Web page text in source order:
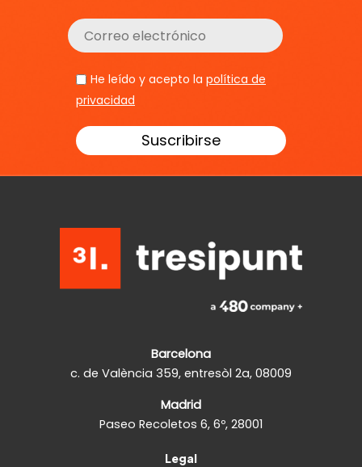
He leído y acepto la política de
privacidad
Barcelona
c. de València 359, entresòl 2a, 08009
Madrid
Paseo Recoletos 6, 6º, 28001
Legal